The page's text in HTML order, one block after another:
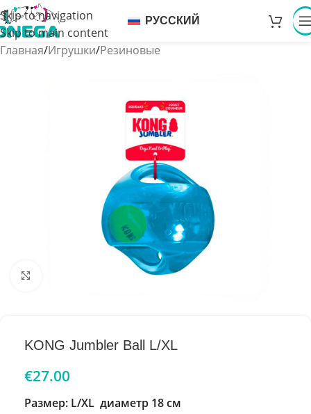
Skip to navigation
Skip to main content
РУССКИЙ
Главная/Игрушки/Резиновые
KONG Jumbler Ball L/XL
€27.00
Размер: L/XL диаметр 18 см